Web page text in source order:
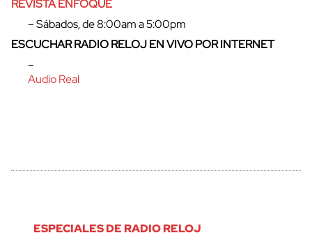
REVISTA ENFOQUE
– Sábados, de 8:00am a 5:00pm
ESCUCHAR RADIO RELOJ EN VIVO POR INTERNET
–
Audio Real
ESPECIALES DE RADIO RELOJ